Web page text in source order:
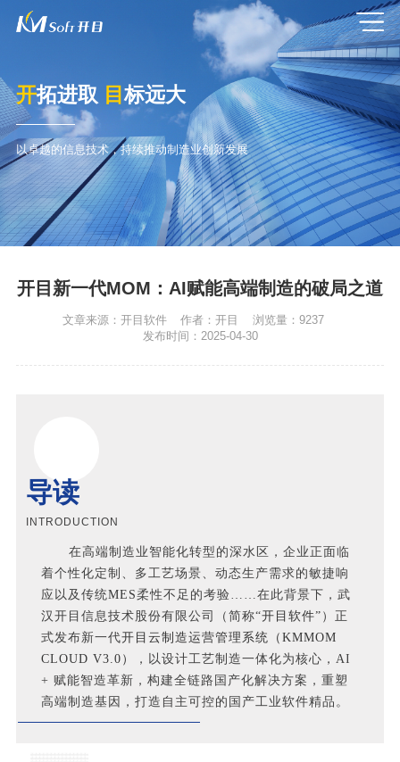
开拓进取 目 标远大
以卓越的信息技术，持续推动制造业创新发展
开目新一代MOM：AI赋能高端制造的破局之道
文章来源： 开目软件 作者：开目 浏览量： 9237
发布时间： 2025-04-30
导读
INTRODUCTION
在高端制造业智能化转型的深水区，企业正面临
着个性化定制、多工艺场景、动态生产需求的敏捷响
应以及传统MES柔性不足的考验……在此背景下，武
汉开目信息技术股份有限公司（简称“开目软件”）正
式发布新一代开目云制造运营管理系统（KMMOM
CLOUD V3.0）
，以设计工艺制造一体化为核心，AI
+ 赋能智造革新，构建全链路国产化解决方案，重塑
高端制造基因，打造自主可控的国产工业软件精品。